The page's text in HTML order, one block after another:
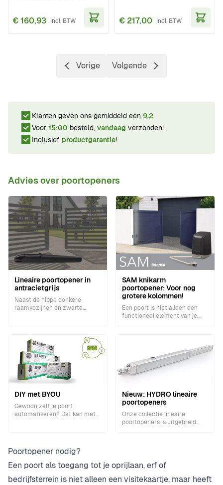
€ 160,93 € 217,00
Pagina
Vorige Pagina
Volgende
Klanten geven ons gemiddeld een 9.2
Voor 15:00 besteld, vandaag verzonden!
Inclusief productgarantie!
Advies over poortopeners
Lineaire poortopener in
antracietgrijs
Naast de hippe donkere
raamkozijnen en zwarte
SAM knikarm
poortopener: Voor nog
grotere kolommen!
Een poort is niet alleen een
functioneel element van je
woning of bedrijf naderen.
DIY met BYOU
Gewoon zelf je poort
automatiseren? Dat kan met
Nieuw: HYDRO lineaire
poortopeners
Onze collectie lineaire
poortopeners is uitgebreid
Poortopener nodig?
Een poort als toegang tot je oprijlaan, erf of
bedrijfsterrein is niet alleen een visitekaartje, maar heeft